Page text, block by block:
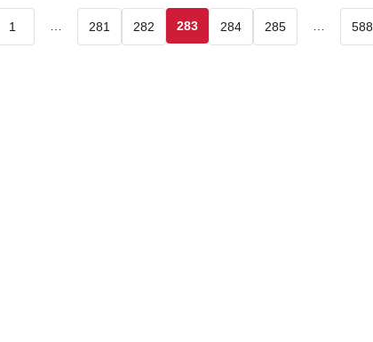
1 281 282 283 284 285 588